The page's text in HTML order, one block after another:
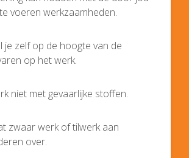
voeren werkzaamheden.
je zelf op de hoogte van de
op het werk.
niet met gevaarlijke stoffen.
zwaar werk of tilwerk aan
over.